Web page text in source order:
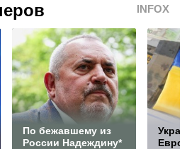
INFOX
По бежавшему из
России Надеждину*